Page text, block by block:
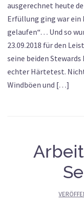
ausgerechnet heute
Erfüllung ging war ein
gelaufen“… Und so
23.09.2018 für den
seine beiden
echter Härtetest.
Windböen und […]